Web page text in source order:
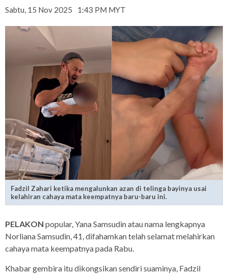
Sabtu, 15 Nov 2025 1:43 PM MYT
Fadzil Zahari ketika mengalunkan azan di telinga bayinya usai
kelahiran cahaya mata keempatnya baru-baru ini.
PELAKON popular, Yana Samsudin atau nama lengkapnya
Norliana Samsudin, 41, difahamkan telah selamat melahirkan
cahaya mata keempatnya pada Rabu.
Khabar gembira itu dikongsikan sendiri suaminya, Fadzil